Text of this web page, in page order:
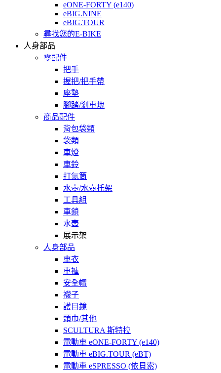
eONE-FORTY (e140)
eBIG.NINE
eBIG.TOUR
尋找您的E-BIKE
人身部品
零配件
把手
握把/把手帶
座墊
腳踏/剎車塊
商品配件
背包袋類
袋類
車燈
車鈴
打氣筒
水壺/水壺托架
工具組
車鎖
水壺
展示架
人身部品
車衣
車褲
安全帽
襪子
護目鏡
頭巾/其他
SCULTURA 斯特拉
電動車 eONE-FORTY (e140)
電動車 eBIG.TOUR (eBT)
電動車 eSPRESSO (依貝索)